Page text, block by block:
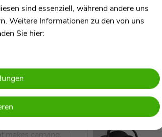
Fahrt,
sorgt
reduces
carrying,
sind essenziell, während andere uns
Weitere Informationen zu den von uns
Sie hier: